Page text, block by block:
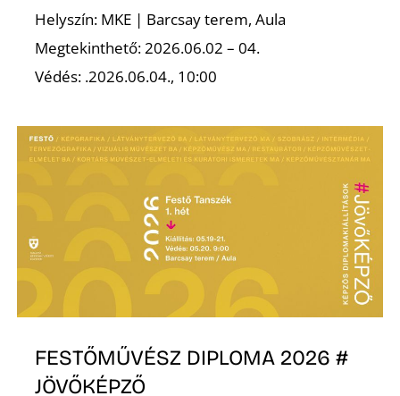
Helyszín: MKE | Barcsay terem, Aula
Megtekinthető: 2026.06.02 – 04.
Védés: .2026.06.04., 10:00
FESTŐMŰVÉSZ DIPLOMA 2026 #
JÖVŐKÉPZŐ